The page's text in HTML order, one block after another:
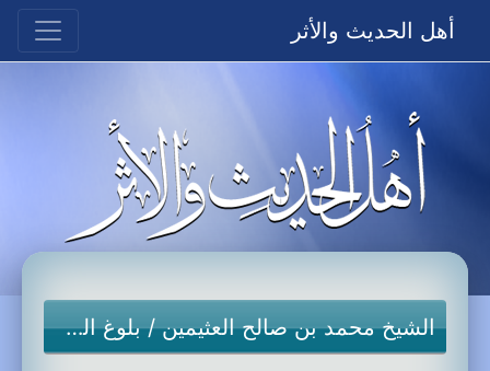
أهل الحديث والأثر
الشيخ محمد بن صالح العثيمين/بلوغ المرام